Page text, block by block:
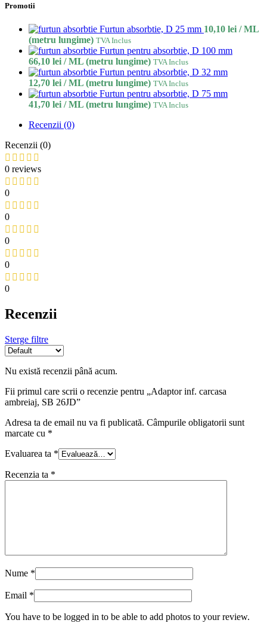
Promotii
Furtun absorbtie, D 25 mm 10,10 lei / ML
(metru lungime) TVA Inclus
Furtun pentru absorbtie, D 100 mm
66,10 lei / ML (metru lungime) TVA Inclus
Furtun pentru absorbtie, D 32 mm
12,70 lei / ML (metru lungime) TVA Inclus
Furtun pentru absorbtie, D 75 mm
41,70 lei / ML (metru lungime) TVA Inclus
Recenzii (0)
Recenzii (0)
0 reviews
0
0
0
0
0
Recenzii
Sterge filtre
Nu există recenzii până acum.
Fii primul care scrii o recenzie pentru „Adaptor inf. carcasa
ambreiaj, SB 26JD”
Adresa ta de email nu va fi publicată. Câmpurile obligatorii sunt
marcate cu *
Evaluarea ta *
Recenzia ta *
Nume *
Email *
You have to be logged in to be able to add photos to your review.